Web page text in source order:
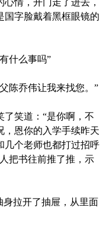
情，开门走了进去，
国字脸戴着黑框眼镜的
什么事吗”
陈乔伟让我来找您。”
笑道：“是你啊，不
，恩你的入学手续昨天
几个老师也都打过招呼
把书往前推了推，示
拉开了抽屉，从里面